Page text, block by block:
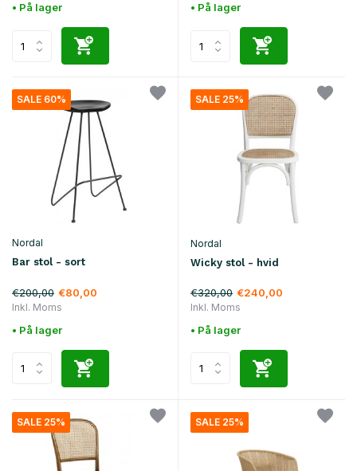
• På lager • På lager
SALE 60%
Nordal
Bar stol - sort
€200,00 €80,00
Inkl. Moms
• På lager
SALE 25%
Nordal
Wicky stol - hvid
€320,00 €240,00
Inkl. Moms
• På lager
SALE 25% SALE 25%